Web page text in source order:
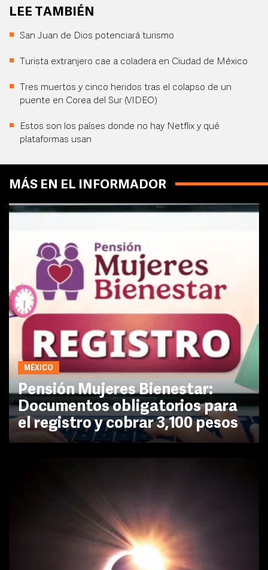
LEE TAMBIÉN
San Juan de Dios potenciará turismo
Turista extranjero cae a coladera en Ciudad de México
Tres muertos y cinco heridos tras el colapso de un
puente en Corea del Sur (VIDEO)
Estos son los países donde no hay Netflix y qué
plataformas usan
MÁS EN EL INFORMADOR
MÉXICO
Pensión Mujeres Bienestar:
Documentos obligatorios para
el registro y cobrar 3,100 pesos